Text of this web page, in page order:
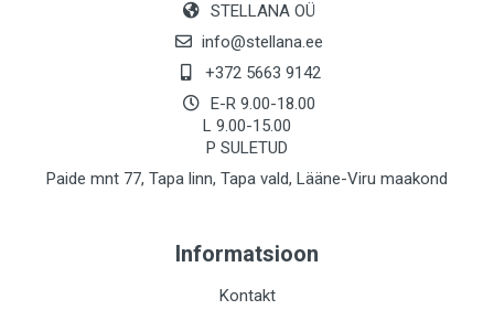
STELLANA OÜ
info@stellana.ee
+372 5663 9142
E-R 9.00-18.00
L 9.00-15.00
P SULETUD
Paide mnt 77, Tapa linn, Tapa vald, Lääne-Viru maakond
Informatsioon
Kontakt